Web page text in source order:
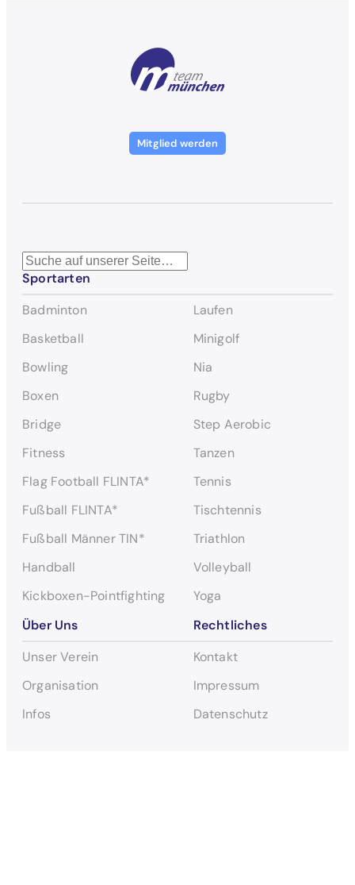
Mitglied werden
S
u
h
e
Sportarten
Badminton
Basketball
Bowling
Boxen
Bridge
Fitness
Flag Football FLINTA*
Fußball FLINTA*
Fußball Männer TIN*
Handball
Kickboxen-Pointfighting
Laufen
Minigolf
Nia
Rugby
Step Aerobic
Tanzen
Tennis
Tischtennis
Triathlon
Volleyball
Yoga
Über Uns
Unser Verein
Organisation
Infos
Rechtliches
Kontakt
Impressum
Datenschutz